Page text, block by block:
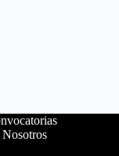
Nosotros